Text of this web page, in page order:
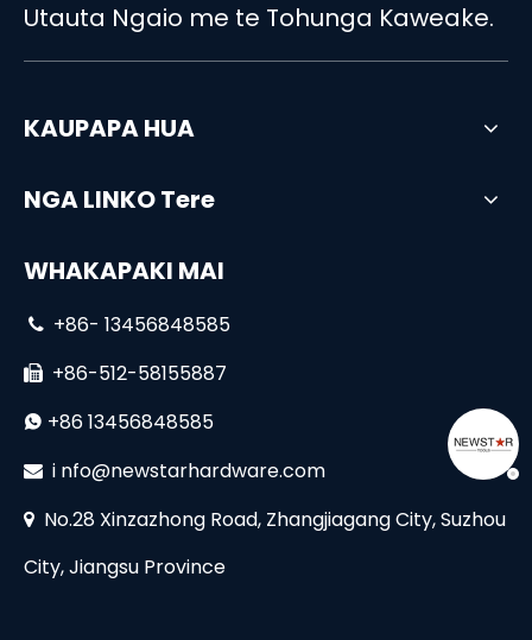
Utauta Ngaio me te Tohunga Kaweake.
KAUPAPA HUA
NGA LINKO Tere
WHAKAPAKI MAI
 +86- 13456848585
 +86-512-58155887
 +86 13456848585
 i nfo@newstarhardware.com
 No.28 Xinzazhong Road, Zhangjiagang City, Suzhou
City, Jiangsu Province